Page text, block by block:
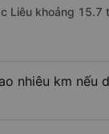
Liêu khoảng 15.7
nhiêu km nếu